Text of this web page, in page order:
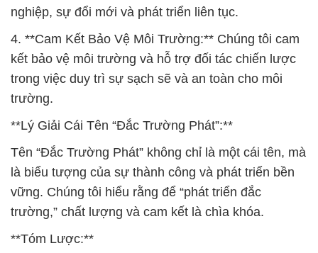
nghiệp, sự đổi mới và phát triển liên tục.
4. **Cam Kết Bảo Vệ Môi Trường:** Chúng tôi cam
kết bảo vệ môi trường và hỗ trợ đối tác chiến lược
trong việc duy trì sự sạch sẽ và an toàn cho môi
trường.
**Lý Giải Cái Tên “Đắc Trường Phát”:**
Tên “Đắc Trường Phát” không chỉ là một cái tên, mà
là biểu tượng của sự thành công và phát triển bền
vững. Chúng tôi hiểu rằng để “phát triển đắc
trường,” chất lượng và cam kết là chìa khóa.
**Tóm Lược:**